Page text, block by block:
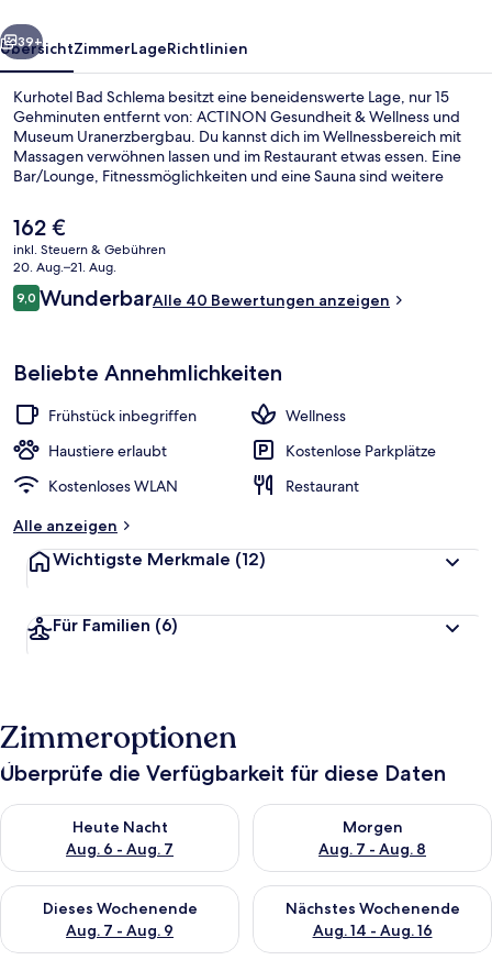
Weiter
39+
ÜbersichtZimmerLageRichtlinien
Kurhotel Bad Schlema besitzt eine beneidenswerte Lage, nur 15
Gehminuten entfernt von: ACTINON Gesundheit & Wellness und
Museum Uranerzbergbau. Du kannst dich im Wellnessbereich mit
Massagen verwöhnen lassen und im Restaurant etwas essen. Eine
Bar/Lounge, Fitnessmöglichkeiten und eine Sauna sind weitere
Der
aktuelle
Preis
beträgt
162 €.
162 €
inkl. Steuern & Gebühren
20. Aug.–21. Aug.
Bewertungen
9,09,0 von 10.
WunderbarAlle 40 Bewertungen anzeigen
Beliebte Annehmlichkeiten
Frühstück inbegriffen
Wellness
Haustiere erlaubt
Kostenlose Parkplätze
Kostenloses WLAN
Restaurant
Alle anzeigen
Wichtigste Merkmale (12)
Für Familien (6)
Zimmeroptionen
Überprüfe die Verfügbarkeit für diese Daten
Heute Nacht
Aug. 6 - Aug. 7
Überprüfe die Verfügbarkeit für heute Nacht, Aug. 6 - Aug. 7.
Morgen
Aug. 7 - Aug. 8
Überprüfe die Verfügbarkeit
Dieses Wochenende
Aug. 7 - Aug. 9
Überprüfe die Verfügbarkeit für dieses Wochenende, Aug. 7
Nächstes Wochenende
Aug. 14 - Aug. 16
Überprüfe die Verfügbarkeit